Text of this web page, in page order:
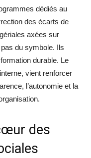
dédiés au
des écarts de
axées sur
du symbole. Ils
durable. Le
vient renforcer
l’autonomie et la
des